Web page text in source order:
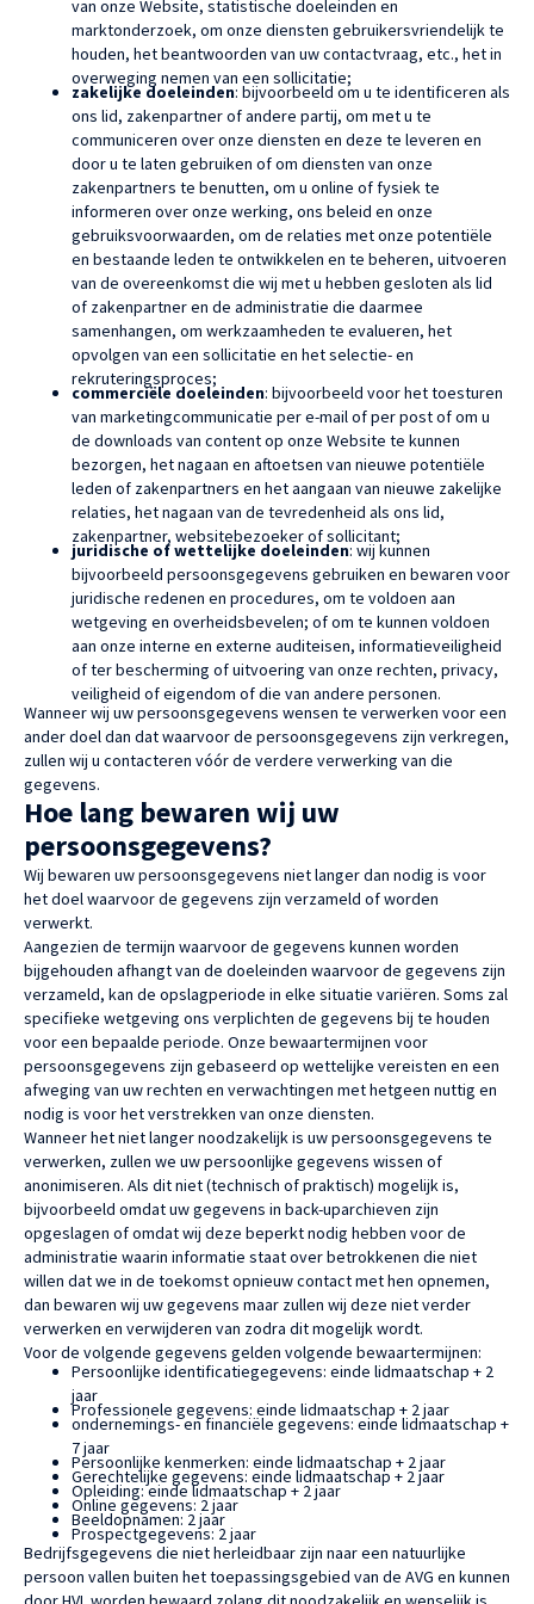
van onze Website, statistische doeleinden en
marktonderzoek, om onze diensten gebruikersvriendelijk te
houden, het beantwoorden van uw contactvraag, etc., het in
overweging nemen van een sollicitatie;
zakelijke doeleinden: bijvoorbeeld om u te identificeren als
ons lid, zakenpartner of andere partij, om met u te
communiceren over onze diensten en deze te leveren en
door u te laten gebruiken of om diensten van onze
zakenpartners te benutten, om u online of fysiek te
informeren over onze werking, ons beleid en onze
gebruiksvoorwaarden, om de relaties met onze potentiële
en bestaande leden te ontwikkelen en te beheren, uitvoeren
van de overeenkomst die wij met u hebben gesloten als lid
of zakenpartner en de administratie die daarmee
samenhangen, om werkzaamheden te evalueren, het
opvolgen van een sollicitatie en het selectie- en
rekruteringsproces;
commerciële doeleinden: bijvoorbeeld voor het toesturen
van marketingcommunicatie per e-mail of per post of om u
de downloads van content op onze Website te kunnen
bezorgen, het nagaan en aftoetsen van nieuwe potentiële
leden of zakenpartners en het aangaan van nieuwe zakelijke
relaties, het nagaan van de tevredenheid als ons lid,
zakenpartner, websitebezoeker of sollicitant;
juridische of wettelijke doeleinden: wij kunnen
bijvoorbeeld persoonsgegevens gebruiken en bewaren voor
juridische redenen en procedures, om te voldoen aan
wetgeving en overheidsbevelen; of om te kunnen voldoen
aan onze interne en externe auditeisen, informatieveiligheid
of ter bescherming of uitvoering van onze rechten, privacy,
veiligheid of eigendom of die van andere personen.
Wanneer wij uw persoonsgegevens wensen te verwerken voor een
ander doel dan dat waarvoor de persoonsgegevens zijn verkregen,
zullen wij u contacteren vóór de verdere verwerking van die
gegevens.
Hoe lang bewaren wij uw
persoonsgegevens?
Wij bewaren uw persoonsgegevens niet langer dan nodig is voor
het doel waarvoor de gegevens zijn verzameld of worden
verwerkt.
Aangezien de termijn waarvoor de gegevens kunnen worden
bijgehouden afhangt van de doeleinden waarvoor de gegevens zijn
verzameld, kan de opslagperiode in elke situatie variëren. Soms zal
specifieke wetgeving ons verplichten de gegevens bij te houden
voor een bepaalde periode. Onze bewaartermijnen voor
persoonsgegevens zijn gebaseerd op wettelijke vereisten en een
afweging van uw rechten en verwachtingen met hetgeen nuttig en
nodig is voor het verstrekken van onze diensten.
Wanneer het niet langer noodzakelijk is uw persoonsgegevens te
verwerken, zullen we uw persoonlijke gegevens wissen of
anonimiseren. Als dit niet (technisch of praktisch) mogelijk is,
bijvoorbeeld omdat uw gegevens in back-uparchieven zijn
opgeslagen of omdat wij deze beperkt nodig hebben voor de
administratie waarin informatie staat over betrokkenen die niet
willen dat we in de toekomst opnieuw contact met hen opnemen,
dan bewaren wij uw gegevens maar zullen wij deze niet verder
verwerken en verwijderen van zodra dit mogelijk wordt.
Voor de volgende gegevens gelden volgende bewaartermijnen:
Persoonlijke identificatiegegevens: einde lidmaatschap + 2
jaar
Professionele gegevens: einde lidmaatschap + 2 jaar
ondernemings- en financiële gegevens: einde lidmaatschap +
7 jaar
Persoonlijke kenmerken: einde lidmaatschap + 2 jaar
Gerechtelijke gegevens: einde lidmaatschap + 2 jaar
Opleiding: einde lidmaatschap + 2 jaar
Online gegevens: 2 jaar
Beeldopnamen: 2 jaar
Prospectgegevens: 2 jaar
Bedrijfsgegevens die niet herleidbaar zijn naar een natuurlijke
persoon vallen buiten het toepassingsgebied van de AVG en kunnen